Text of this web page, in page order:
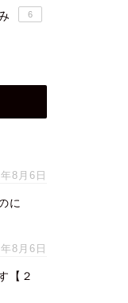
6
8月6日
に
8月6日
【２